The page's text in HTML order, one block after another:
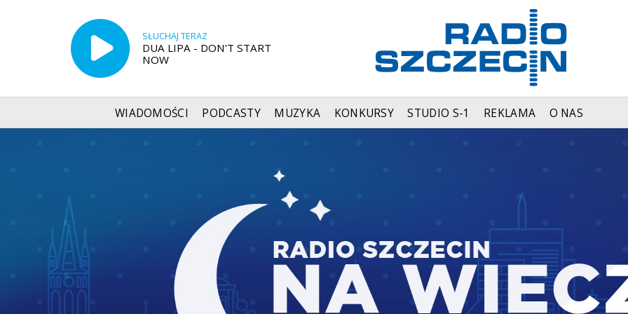
SŁUCHAJ TERAZ
DUA LIPA - DON'T START
NOW
WIADOMOŚCI PODCASTY MUZYKA KONKURSY STUDIO S-1 REKLAMA O NAS